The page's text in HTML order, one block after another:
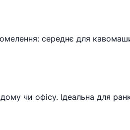
середнє для
чи офісу. Ідеальна для